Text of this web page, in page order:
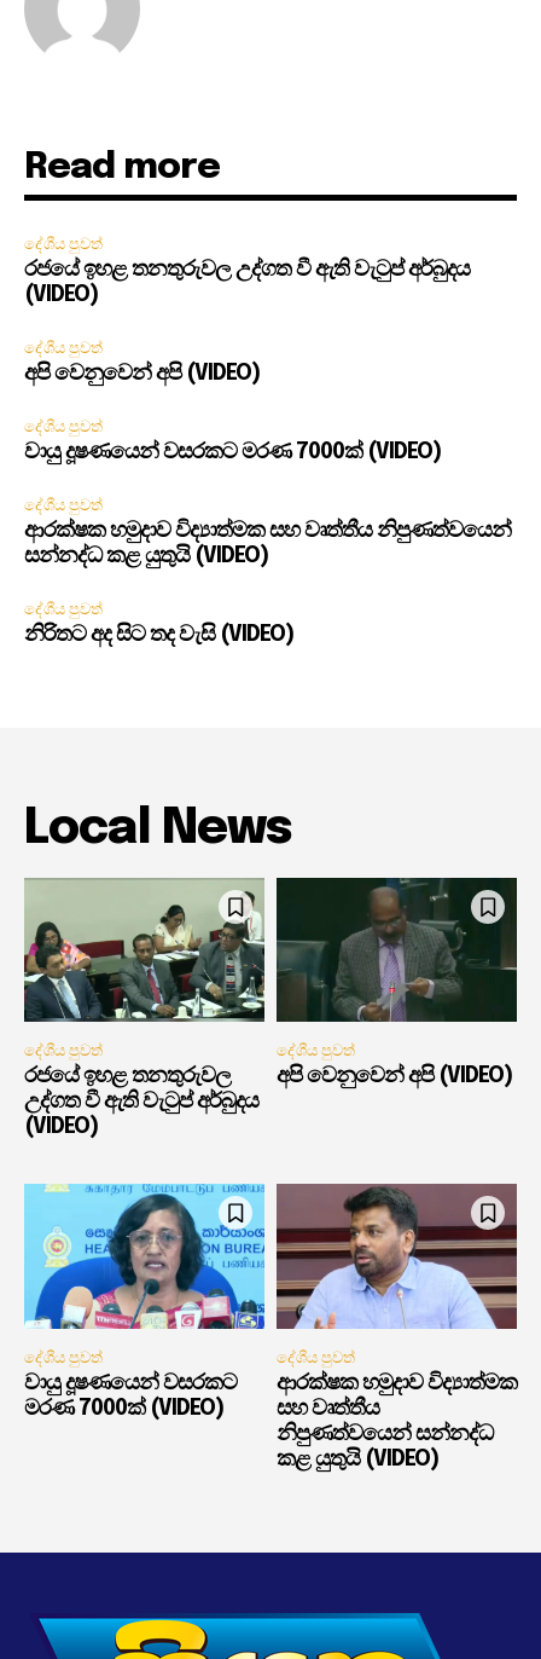
Read more
දේශීය පුවත්
රජයේ ඉහළ තනතුරුවල උද්ගත වී ඇති වැටුප් අර්බුදය
(VIDEO)
දේශීය පුවත්
අපි වෙනුවෙන් අපි (VIDEO)
දේශීය පුවත්
වායු දූෂණයෙන් වසරකට මරණ 7000ක් (VIDEO)
දේශීය පුවත්
ආරක්ෂක හමුදාව විද්‍යාත්මක සහ වෘත්තීය නිපුණත්වයෙන්
සන්නද්ධ කළ යුතුයි (VIDEO)
දේශීය පුවත්
නිරිතට අද සිට තද වැසි (VIDEO)
Local News
දේශීය පුවත්
රජයේ ඉහළ තනතුරුවල
උද්ගත වී ඇති වැටුප් අර්බුදය
(VIDEO)
දේශීය පුවත්
අපි වෙනුවෙන් අපි (VIDEO)
දේශීය පුවත්
වායු දූෂණයෙන් වසරකට
මරණ 7000ක් (VIDEO)
දේශීය පුවත්
ආරක්ෂක හමුදාව විද්‍යාත්මක
සහ වෘත්තීය
නිපුණත්වයෙන් සන්නද්ධ
කළ යුතුයි (VIDEO)